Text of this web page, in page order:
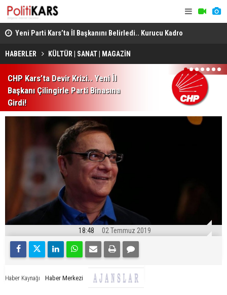
Yeni Parti Kars’ta İl Başkanını Belirledi.. Kurucu Kadro
Açıklandı!
HABERLER KÜLTÜR | SANAT | MAGAZİN
CHP Kars’ta Devir Krizi.. Yeni İl
Başkanı Çilingirle Parti Binasına
Girdi!
1 2 3 4 5 6 7
18:48 02 Temmuz 2019
Haber Kaynağı Haber Merkezi